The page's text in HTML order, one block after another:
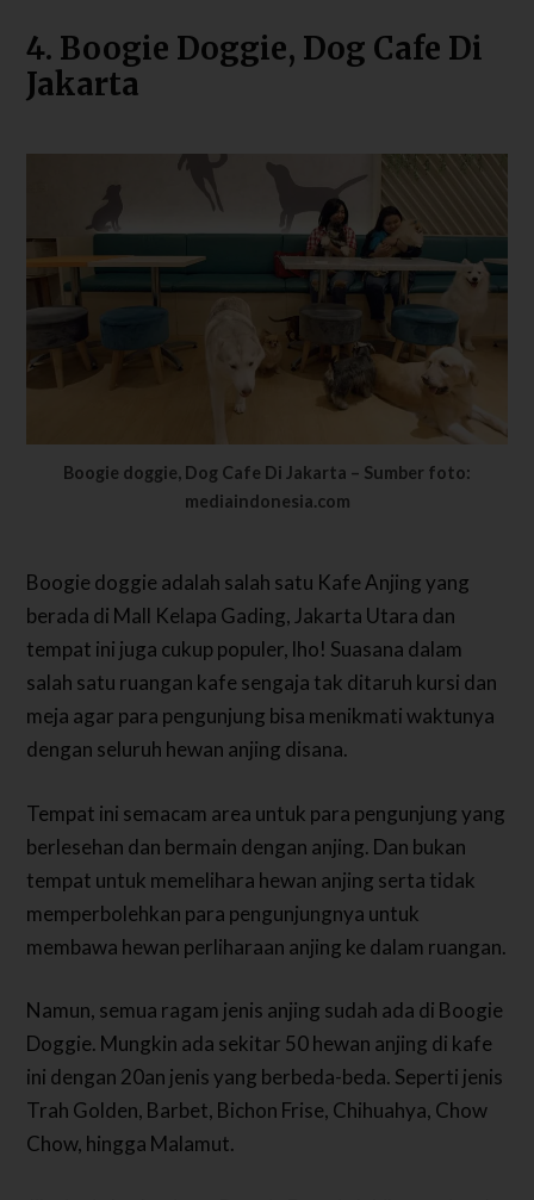
4. Boogie Doggie, Dog Cafe Di
Jakarta
Boogie doggie, Dog Cafe Di Jakarta – Sumber foto:
mediaindonesia.com
Boogie doggie adalah salah satu Kafe Anjing yang
berada di Mall Kelapa Gading, Jakarta Utara dan
tempat ini juga cukup populer, lho! Suasana dalam
salah satu ruangan kafe sengaja tak ditaruh kursi dan
meja agar para pengunjung bisa menikmati waktunya
dengan seluruh hewan anjing disana.
Tempat ini semacam area untuk para pengunjung yang
berlesehan dan bermain dengan anjing. Dan bukan
tempat untuk memelihara hewan anjing serta tidak
memperbolehkan para pengunjungnya untuk
membawa hewan perliharaan anjing ke dalam ruangan.
Namun, semua ragam jenis anjing sudah ada di Boogie
Doggie. Mungkin ada sekitar 50 hewan anjing di kafe
ini dengan 20an jenis yang berbeda-beda. Seperti jenis
Trah Golden, Barbet, Bichon Frise, Chihuahya, Chow
Chow, hingga Malamut.